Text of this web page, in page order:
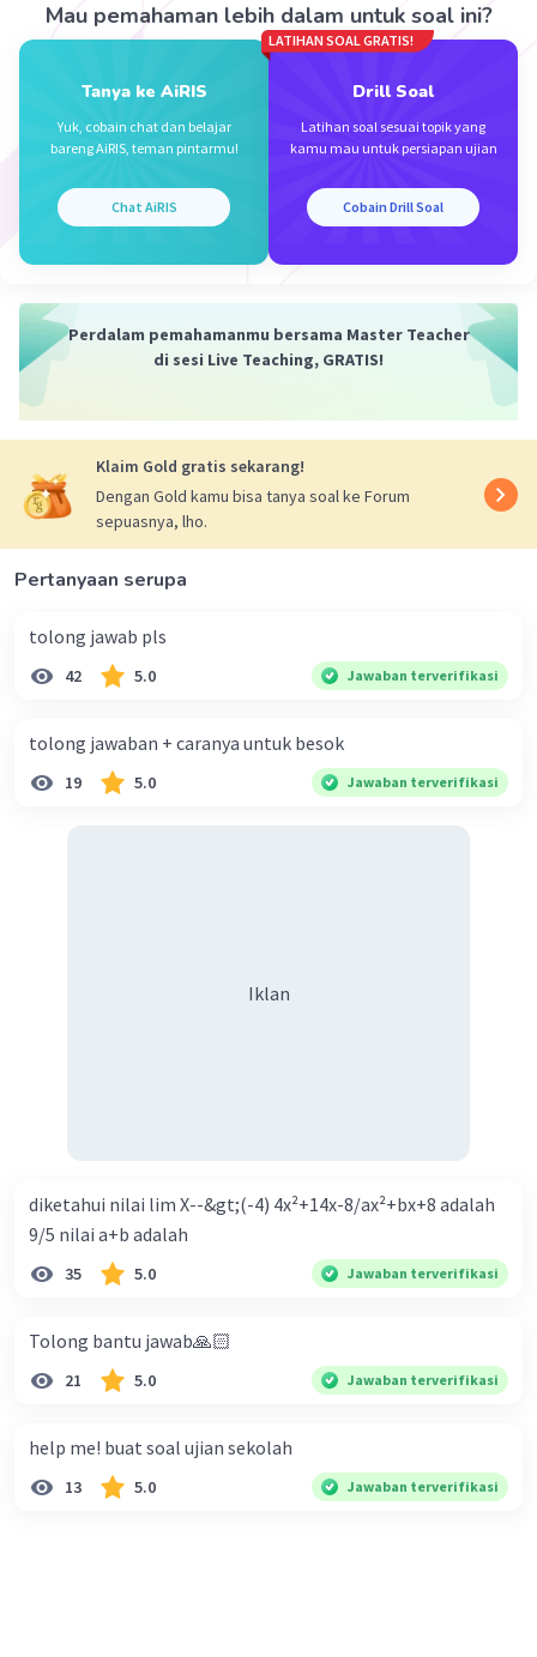
Beri Rating·0.0(0) Balas
Mau pemahaman lebih dalam untuk soal ini?
Tanya ke AiRIS
Yuk, cobain chat dan belajar
bareng AiRIS, teman pintarmu!
Chat AiRIS
LATIHAN SOAL GRATIS!
Drill Soal
Latihan soal sesuai topik yang
kamu mau untuk persiapan ujian
Cobain Drill Soal
Perdalam pemahamanmu bersama Master Teacher
di sesi Live Teaching, GRATIS!
Klaim Gold gratis sekarang!
Dengan Gold kamu bisa tanya soal ke Forum
sepuasnya, lho.
Pertanyaan serupa
tolong jawab pls
42 5.0 Jawaban terverifikasi
tolong jawaban + caranya untuk besok
19 5.0 Jawaban terverifikasi
Iklan
diketahui nilai lim X--&gt;(-4) 4x²+14x-8/ax²+bx+8 adalah
9/5 nilai a+b adalah
35 5.0 Jawaban terverifikasi
Tolong bantu jawab🙏🏻
21 5.0 Jawaban terverifikasi
help me! buat soal ujian sekolah
13 5.0 Jawaban terverifikasi